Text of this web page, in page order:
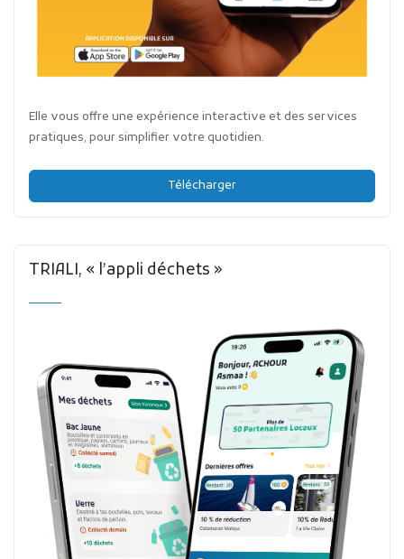
Elle vous offre une expérience interactive et des services
pratiques, pour simplifier votre quotidien.
Télécharger
TRIALI, « l’appli déchets »